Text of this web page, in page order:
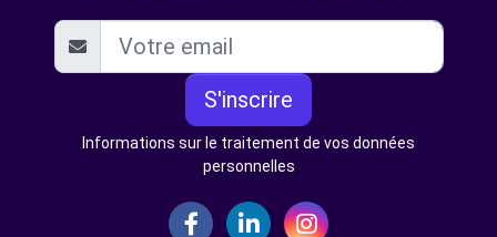
S'inscrire
Informations sur le traitement de vos données
personnelles